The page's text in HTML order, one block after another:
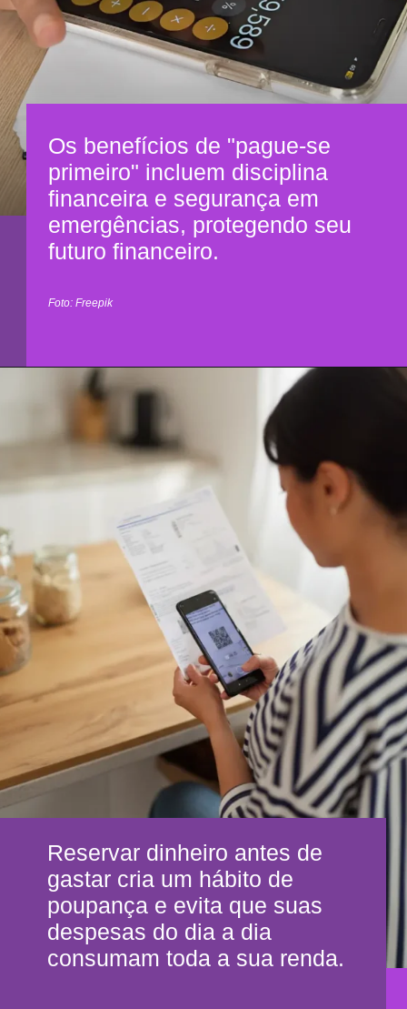
Os benefícios de "pague-se
primeiro" incluem disciplina
financeira e segurança em
emergências, protegendo seu
futuro financeiro.
Reservar dinheiro antes de
gastar cria um hábito de
poupança e evita que suas
despesas do dia a dia
consumam toda a sua renda.